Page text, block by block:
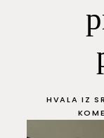
HVALA IZ